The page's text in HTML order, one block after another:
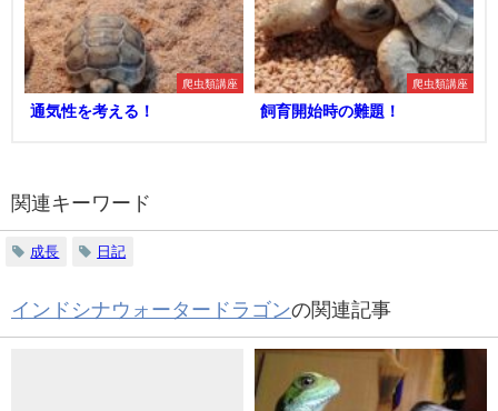
爬虫類講座
通気性を考える！
爬虫類講座
飼育開始時の難題！
関連キーワード
成長 日記
インドシナウォータードラゴンの関連記事